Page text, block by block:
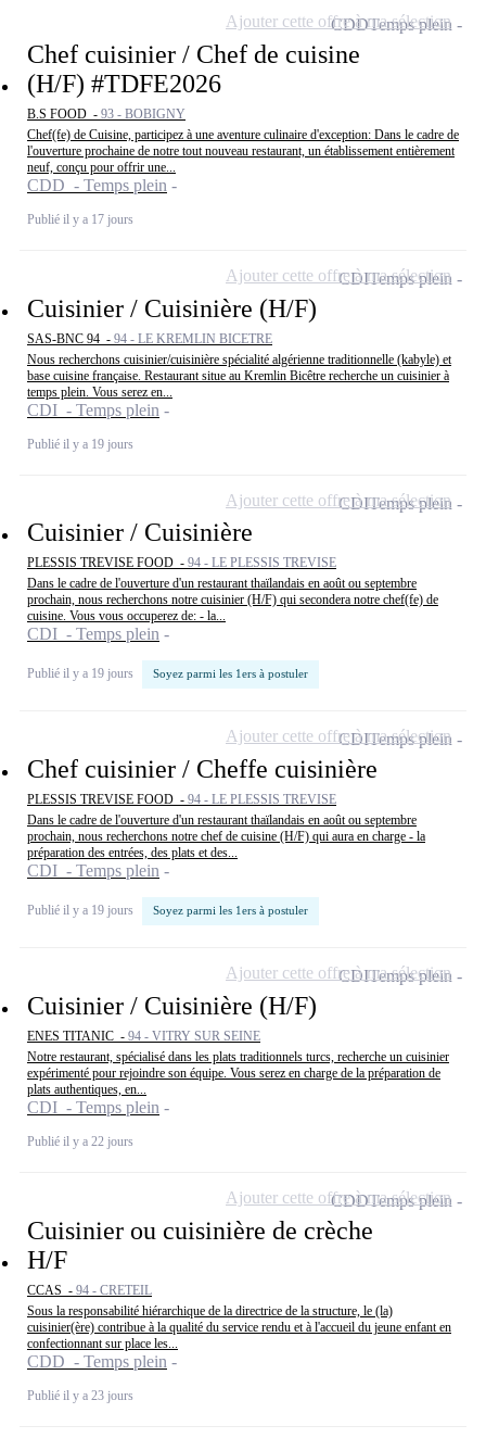
Chef cuisinier / Chef de cuisine
(H/F) #TDFE2026
B.S FOOD - 93 - BOBIGNY
Chef(fe) de Cuisine, participez à une aventure culinaire d'exception: Dans le cadre de
l'ouverture prochaine de notre tout nouveau restaurant, un établissement entièrement
neuf, conçu pour offrir une...
CDD - Temps plein
Publié il y a 17 jours
CDDTemps plein
Ajouter cette offre à ma sélection
Cuisinier / Cuisinière (H/F)
SAS-BNC 94 - 94 - LE KREMLIN BICETRE
Nous recherchons cuisinier/cuisinière spécialité algérienne traditionnelle (kabyle) et
base cuisine française. Restaurant situe au Kremlin Bicêtre recherche un cuisinier à
temps plein. Vous serez en...
CDI - Temps plein
Publié il y a 19 jours
CDITemps plein
Ajouter cette offre à ma sélection
Cuisinier / Cuisinière
PLESSIS TREVISE FOOD - 94 - LE PLESSIS TREVISE
Dans le cadre de l'ouverture d'un restaurant thaïlandais en août ou septembre
prochain, nous recherchons notre cuisinier (H/F) qui secondera notre chef(fe) de
cuisine. Vous vous occuperez de: - la...
CDI - Temps plein
Publié il y a 19 jours Soyez parmi les 1ers à postuler
CDITemps plein
Ajouter cette offre à ma sélection
Chef cuisinier / Cheffe cuisinière
PLESSIS TREVISE FOOD - 94 - LE PLESSIS TREVISE
Dans le cadre de l'ouverture d'un restaurant thaïlandais en août ou septembre
prochain, nous recherchons notre chef de cuisine (H/F) qui aura en charge - la
préparation des entrées, des plats et des...
CDI - Temps plein
Publié il y a 19 jours Soyez parmi les 1ers à postuler
CDITemps plein
Ajouter cette offre à ma sélection
Cuisinier / Cuisinière (H/F)
ENES TITANIC - 94 - VITRY SUR SEINE
Notre restaurant, spécialisé dans les plats traditionnels turcs, recherche un cuisinier
expérimenté pour rejoindre son équipe. Vous serez en charge de la préparation de
plats authentiques, en...
CDI - Temps plein
Publié il y a 22 jours
CDITemps plein
Ajouter cette offre à ma sélection
Cuisinier ou cuisinière de crèche
H/F
CCAS - 94 - CRETEIL
Sous la responsabilité hiérarchique de la directrice de la structure, le (la)
cuisinier(ère) contribue à la qualité du service rendu et à l'accueil du jeune enfant en
confectionnant sur place les...
CDD - Temps plein
Publié il y a 23 jours
CDDTemps plein
Ajouter cette offre à ma sélection